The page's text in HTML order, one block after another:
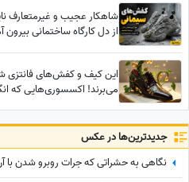
شاهکار عجیب و غیرمتعارف
از دل کارگاه ساختمانی بیرون
این کیف و کفش‌های فانتزی
می‌برند! اکسسوری‌هایی که
جدید‌ترین‌ها در عکس
نگاهی به حشراتی که جرات روبرو شدن با